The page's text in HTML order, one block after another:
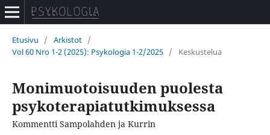
Etusivu / Arkistot /
Vol 60 Nro 1-2 (2025): Psykologia 1-2/2025 / Keskustelua
Monimuotoisuuden puolesta
psykoterapiatutkimuksessa
Kommentti Sampolahden ja Kurrin